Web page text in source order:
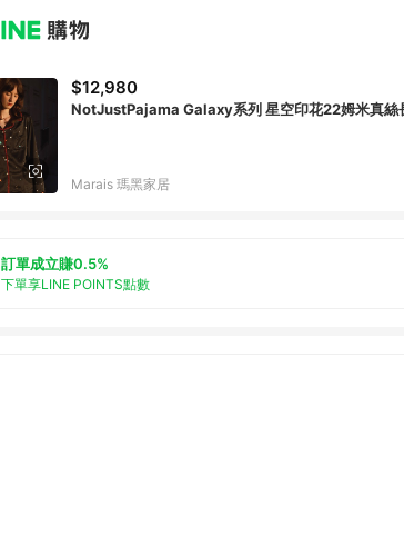
$12,980
NotJustPajama Galaxy系列 星空印花22姆米真絲
Marais 瑪黑家居
訂單成立賺0.5%
下單享LINE POINTS點數